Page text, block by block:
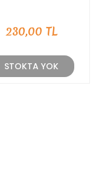
230,00 TL
STOKTA YOK